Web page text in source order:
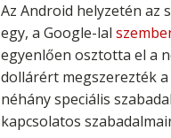
Az Android helyzetén
egy, a Google-lal
egyenlően osztotta el a
dollárért megszerezték
néhány speciális
kapcsolatos